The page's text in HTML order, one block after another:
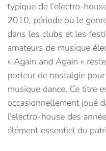
typique de l'electro-
2010, période où le
dans les clubs et les
amateurs de musique
« Again and Again »
porteur de nostalgie
musique dance. Ce titre
occasionnellement joué
l'electro-house des
élément essentiel du